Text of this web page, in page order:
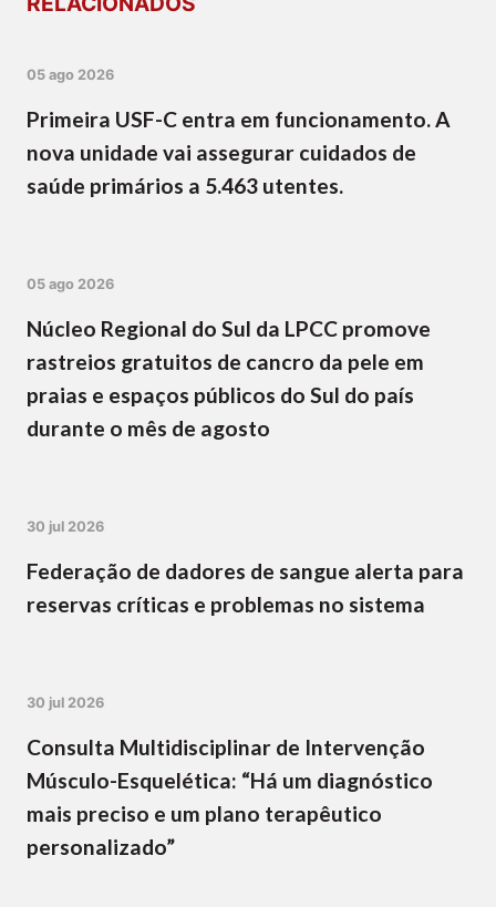
05 ago 2026
Primeira USF-C entra em funcionamento. A
nova unidade vai assegurar cuidados de
saúde primários a 5.463 utentes.
05 ago 2026
Núcleo Regional do Sul da LPCC promove
rastreios gratuitos de cancro da pele em
praias e espaços públicos do Sul do país
durante o mês de agosto
30 jul 2026
Federação de dadores de sangue alerta para
reservas críticas e problemas no sistema
30 jul 2026
Consulta Multidisciplinar de Intervenção
Músculo-Esquelética: “Há um diagnóstico
mais preciso e um plano terapêutico
personalizado”